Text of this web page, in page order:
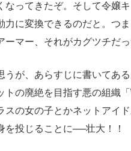
ってきたぞ。そして令嬢キ
力に変換できるのだと。つ
マー、それがカグツチだっ
が、あらすじに書いてあ
の廃絶を目指す悪の組織
スの女の子とかネットアイ
を投じることに──壮大！！